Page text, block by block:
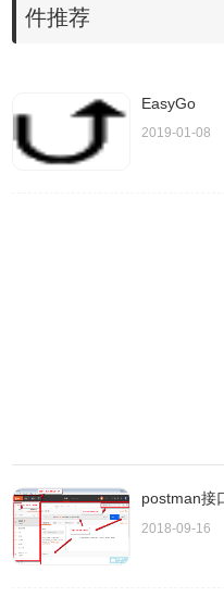
你。你可以参考这份报告
件推荐
EasyGo
2019-01-08
postman接
2018-09-16